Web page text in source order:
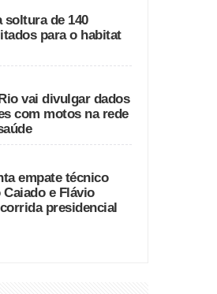
soltura de 140
para o habitat
vai divulgar dados
com motos na rede
empate técnico
e Flávio
presidencial